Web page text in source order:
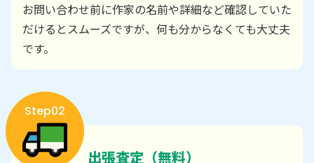
お問い合わせ前に作家の名前や詳細など確認していた
だけるとスムーズですが、何も分からなくても大丈夫
です。
Step02
出張査定（無料）